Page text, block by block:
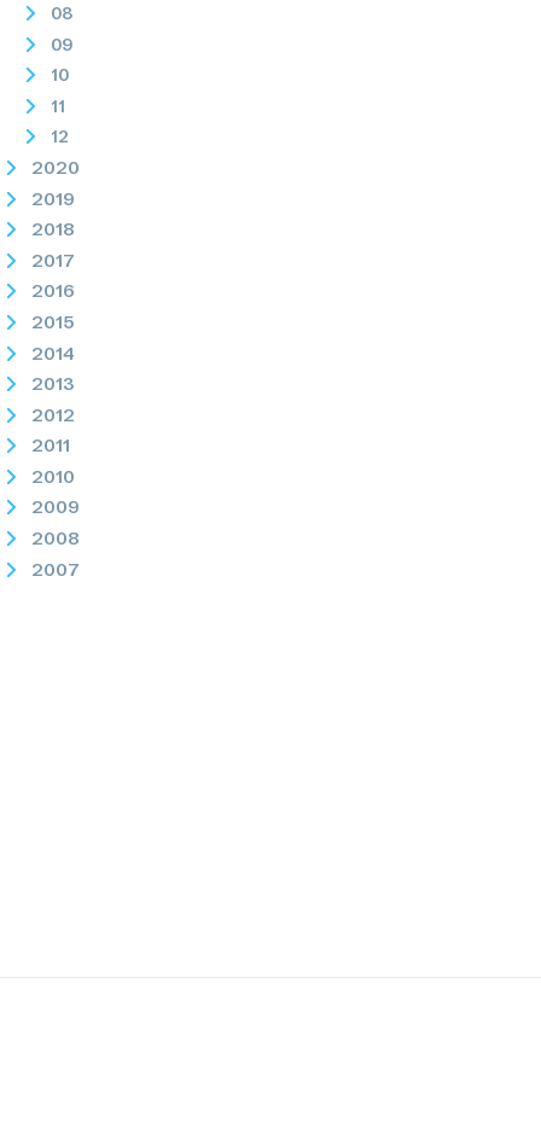
08
09
10
11
12
2020
2019
2018
2017
2016
2015
2014
2013
2012
2011
2010
2009
2008
2007